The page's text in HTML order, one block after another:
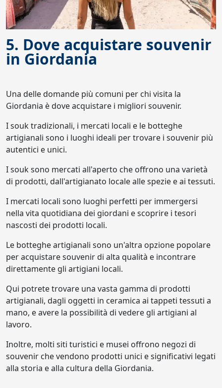
5. Dove acquistare souvenir
in Giordania
Una delle domande più comuni per chi visita la
Giordania è dove acquistare i migliori souvenir.
I souk tradizionali, i mercati locali e le botteghe
artigianali sono i luoghi ideali per trovare i souvenir più
autentici e unici.
I souk sono mercati all'aperto che offrono una varietà
di prodotti, dall'artigianato locale alle spezie e ai tessuti.
I mercati locali sono luoghi perfetti per immergersi
nella vita quotidiana dei giordani e scoprire i tesori
nascosti dei prodotti locali.
Le botteghe artigianali sono un'altra opzione popolare
per acquistare souvenir di alta qualità e incontrare
direttamente gli artigiani locali.
Qui potrete trovare una vasta gamma di prodotti
artigianali, dagli oggetti in ceramica ai tappeti tessuti a
mano, e avere la possibilità di vedere gli artigiani al
lavoro.
Inoltre, molti siti turistici e musei offrono negozi di
souvenir che vendono prodotti unici e significativi legati
alla storia e alla cultura della Giordania.